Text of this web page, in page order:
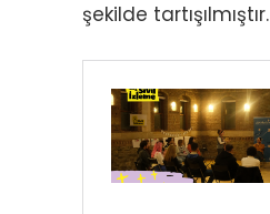
şekilde tartışılmıştır.